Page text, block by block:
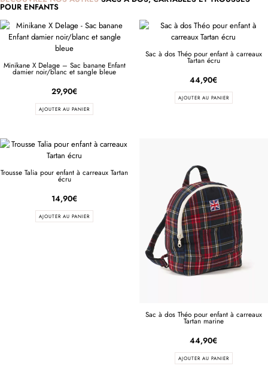
POUR ENFANTS
Minikane X Delage – Sac banane Enfant
damier noir/blanc et sangle bleue
29,90€
AJOUTER AU PANIER
Sac à dos Théo pour enfant à carreaux
Tartan écru
44,90€
AJOUTER AU PANIER
Trousse Talia pour enfant à carreaux Tartan
écru
14,90€
AJOUTER AU PANIER
Sac à dos Théo pour enfant à carreaux
Tartan marine
44,90€
AJOUTER AU PANIER